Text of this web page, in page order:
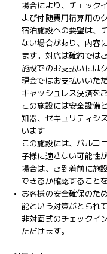
場合により、チェック
よび付随費用精算用の
宿泊施設への要望は、
ない場合があり、内容
ます。対応は確約では
施設でのお支払いには
現金ではお支払いいた
キャッシュレス決済を
この施設には安全設備
知器、セキュリティシ
います
この施設には、バルコ
子様に適さない可能性
場合は、ご到着前に施
できるか確認すること
お客様の安全確保のた
能という対策がとられて
非対面式のチェックイ
ただけます。